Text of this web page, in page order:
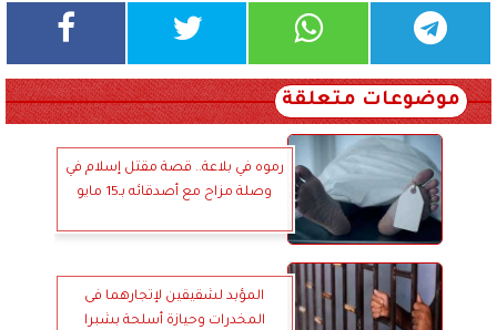
موضوعات متعلقة
رموه في بلاعة.. قصة مقتل إسلام في
وصلة مزاح مع أصدقائه بـ15 مايو
المؤبد لشقيقين لإتجارهما فى
المخدرات وحيازة أسلحة بشبرا